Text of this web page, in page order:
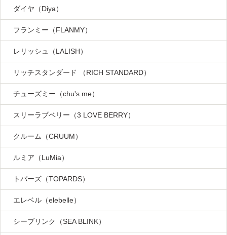
ダイヤ（Diya）
フランミー（FLANMY）
レリッシュ（LALISH）
リッチスタンダード （RICH STANDARD）
チューズミー（chu's me）
スリーラブベリー（3 LOVE BERRY）
クルーム（CRUUM）
ルミア（LuMia）
トパーズ（TOPARDS）
エレベル（elebelle）
シーブリンク（SEA BLINK）